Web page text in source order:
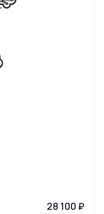
28 100 ₽